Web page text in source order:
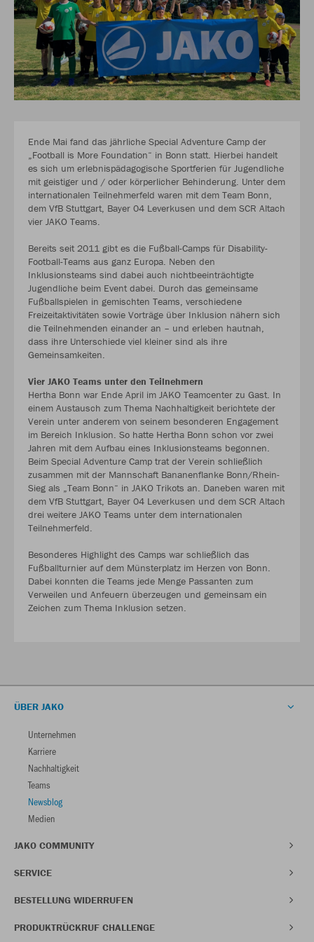
Ende Mai fand das jährliche Special Adventure Camp der
„Football is More Foundation“ in Bonn statt. Hierbei handelt
es sich um erlebnispädagogische Sportferien für Jugendliche
mit geistiger und / oder körperlicher Behinderung. Unter dem
internationalen Teilnehmerfeld waren mit dem Team Bonn,
dem VfB Stuttgart, Bayer 04 Leverkusen und dem SCR Altach
vier JAKO Teams.
Bereits seit 2011 gibt es die Fußball-Camps für Disability-
Football-Teams aus ganz Europa. Neben den
Inklusionsteams sind dabei auch nichtbeeinträchtigte
Jugendliche beim Event dabei. Durch das gemeinsame
Fußballspielen in gemischten Teams, verschiedene
Freizeitaktivitäten sowie Vorträge über Inklusion nähern sich
die Teilnehmenden einander an – und erleben hautnah,
dass ihre Unterschiede viel kleiner sind als ihre
Gemeinsamkeiten.
Vier JAKO Teams unter den Teilnehmern
Hertha Bonn war Ende April im JAKO Teamcenter zu Gast. In
einem Austausch zum Thema Nachhaltigkeit berichtete der
Verein unter anderem von seinem besonderen Engagement
im Bereich Inklusion. So hatte Hertha Bonn schon vor zwei
Jahren mit dem Aufbau eines Inklusionsteams begonnen.
Beim Special Adventure Camp trat der Verein schließlich
zusammen mit der Mannschaft Bananenflanke Bonn/Rhein-
Sieg als „Team Bonn“ in JAKO Trikots an. Daneben waren mit
dem VfB Stuttgart, Bayer 04 Leverkusen und dem SCR Altach
drei weitere JAKO Teams unter dem internationalen
Teilnehmerfeld.
Besonderes Highlight des Camps war schließlich das
Fußballturnier auf dem Münsterplatz im Herzen von Bonn.
Dabei konnten die Teams jede Menge Passanten zum
Verweilen und Anfeuern überzeugen und gemeinsam ein
Zeichen zum Thema Inklusion setzen.
ÜBER JAKO
Unternehmen
Karriere
Nachhaltigkeit
Teams
Newsblog
Medien
JAKO COMMUNITY
SERVICE
BESTELLUNG WIDERRUFEN
PRODUKTRÜCKRUF CHALLENGE